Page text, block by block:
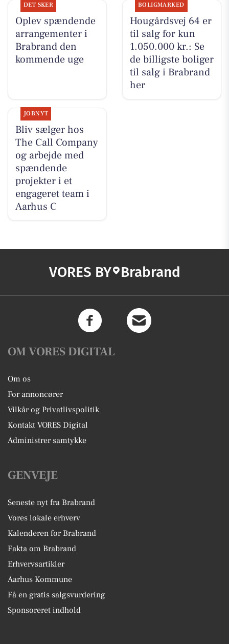
DET SKER
Oplev spændende
arrangementer i
Brabrand den
kommende uge
BOLIGMARKED
Hougårdsvej 64 er
til salg for kun
1.050.000 kr.: Se
de billigste boliger
til salg i Brabrand
her
JOBNYT
Bliv sælger hos
The Call Company
og arbejde med
spændende
projekter i et
engageret team i
Aarhus C
VORES BY Brabrand
OM VORES DIGITAL
Om os
For annoncører
Vilkår og Privatlivspolitik
Kontakt VORES Digital
Administrer samtykke
GENVEJE
Seneste nyt fra Brabrand
Vores lokale erhverv
Kalenderen for Brabrand
Fakta om Brabrand
Erhvervsartikler
Aarhus Kommune
Få en gratis salgsvurdering
Sponsoreret indhold